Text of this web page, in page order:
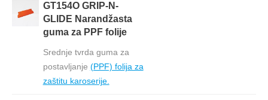
GT154O GRIP-N-
GLIDE Narandžasta
guma za PPF folije
Srednje tvrda guma za
postavljanje (PPF) folija za
zaštitu karoserije.